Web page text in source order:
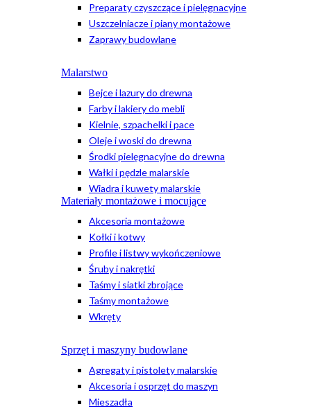
Preparaty czyszczące i pielęgnacyjne
Uszczelniacze i piany montażowe
Zaprawy budowlane
Malarstwo
Bejce i lazury do drewna
Farby i lakiery do mebli
Kielnie, szpachelki i pace
Oleje i woski do drewna
Środki pielęgnacyjne do drewna
Wałki i pędzle malarskie
Wiadra i kuwety malarskie
Materiały montażowe i mocujące
Akcesoria montażowe
Kołki i kotwy
Profile i listwy wykończeniowe
Śruby i nakrętki
Taśmy i siatki zbrojące
Taśmy montażowe
Wkręty
Sprzęt i maszyny budowlane
Agregaty i pistolety malarskie
Akcesoria i osprzęt do maszyn
Mieszadła